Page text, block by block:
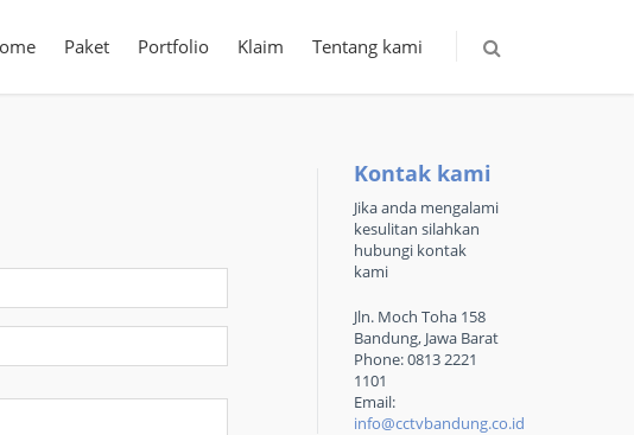
Paket Portfolio Klaim Tentang kami
Kontak kami
Jika anda mengalami
kesulitan silahkan
hubungi kontak
kami
Jln. Moch Toha 158
Bandung, Jawa Barat
Phone: 0813 2221
1101
Email:
info@cctvbandung.co.id